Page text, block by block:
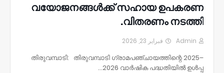
വയോജനങ്ങൾക്ക് സഹായ ഉപകരണ
വിതരണം നടത്തി.
Admin فبراير 23, 2026
തിരുവമ്പാടി: തിരുവമ്പാടി ഗ്രാമപഞ്ചായത്തിന്റെ 2025–
2026 വാർഷിക പദ്ധതിയിൽ ഉൾപ്പ…